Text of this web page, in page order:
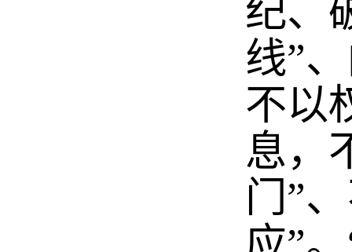
纪、
线”
不以
息，
门”